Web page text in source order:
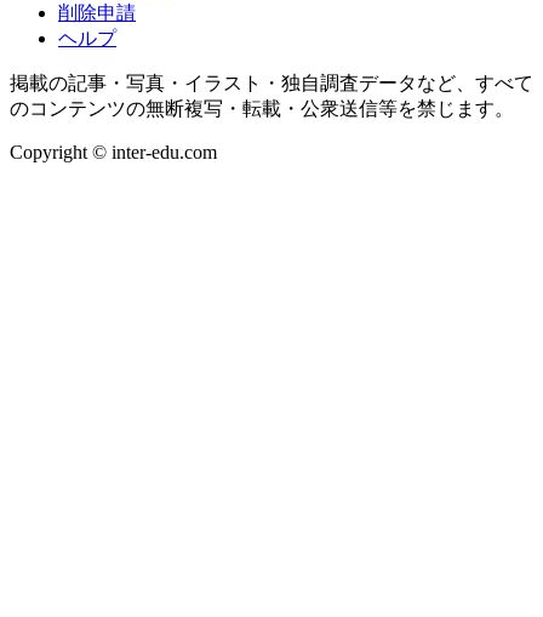
削除申請
ヘルプ
掲載の記事・写真・イラスト・独自調査データなど、すべて
のコンテンツの無断複写・転載・公衆送信等を禁じます。
Copyright © inter-edu.com